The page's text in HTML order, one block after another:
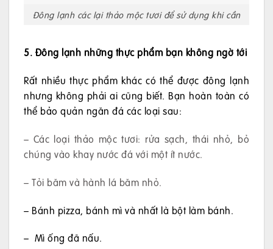
Đông lạnh các lại thảo mộc tươi để sử dụng khi cần
5. Đông lạnh những thực phẩm bạn không ngờ tới
Rất nhiều thực phẩm khác có thể được đông lạnh
nhưng không phải ai cũng biết. Bạn hoàn toàn có
thể bảo quản ngăn đá các loại sau:
– Các loại thảo mộc tươi: rửa sạch, thái nhỏ, bỏ
chúng vào khay nước đá với một ít nước.
– Tỏi băm và hành lá băm nhỏ.
– Bánh pizza, bánh mì và nhất là bột làm bánh.
– Mì ống đã nấu.